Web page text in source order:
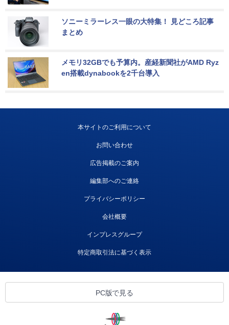
ソニーミラーレス一眼の大特集！ 見どころ記事
まとめ
メモリ32GBでも予算内。産経新聞社がAMD Ryz
en搭載dynabookを2千台導入
本サイトのご利用について
お問い合わせ
広告掲載のご案内
編集部へのご連絡
プライバシーポリシー
会社概要
インプレスグループ
特定商取引法に基づく表示
PC版で見る